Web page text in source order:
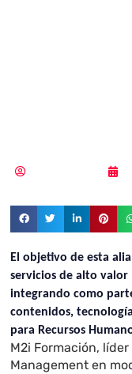
El objetivo de esta
servicios de alto
integrando como
contenidos,
para Recursos
M2i Formación,
Management en